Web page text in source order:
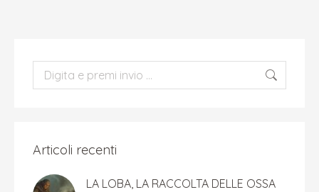
Cerca:
Articoli recenti
LA LOBA, LA RACCOLTA DELLE OSSA